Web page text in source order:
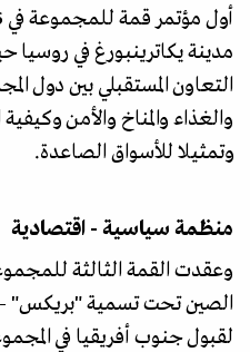
مدينة يكاترينبورغ في
التعاون المستقبلي بين دول
والغذاء والمناخ والأمن
وتمثيلا للأسواق الصاعدة.
منظمة سياسية - اقتصادية
لقبول جنوب أفريقيا في